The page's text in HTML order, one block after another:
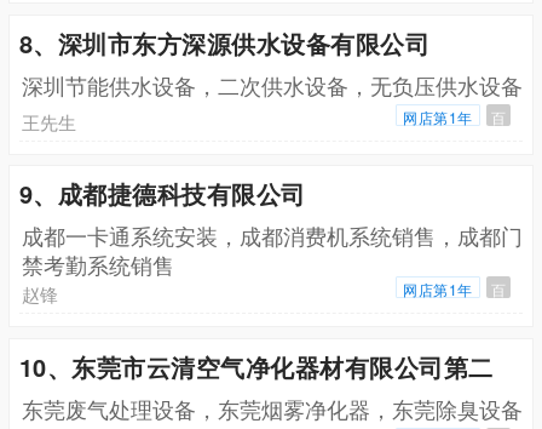
8、深圳市东方深源供水设备有限公司
深圳节能供水设备，二次供水设备，无负压供水设备
王先生 网店第1年 百
9、成都捷德科技有限公司
成都一卡通系统安装，成都消费机系统销售，成都门
禁考勤系统销售
赵锋 网店第1年 百
10、东莞市云清空气净化器材有限公司第二
东莞废气处理设备，东莞烟雾净化器，东莞除臭设备